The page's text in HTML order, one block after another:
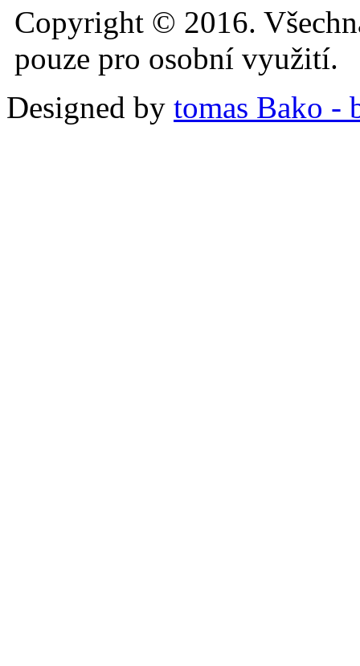
Copyright © 2016.
pouze pro osobní využití.
Designed by tomas Bako -